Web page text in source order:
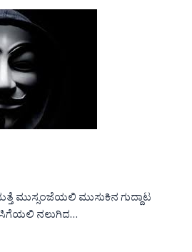
ಮುಸ್ಸಂಜೆಯಲಿ ಮುಸುಕಿನ ಗುದ್ದಾಟ
ನಲುಗಿದ…